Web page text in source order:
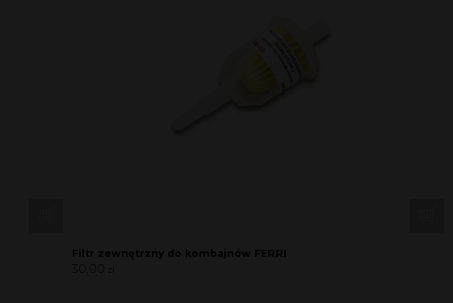
Filtr zewnętrzny do kombajnów FERRI
30,00 zł